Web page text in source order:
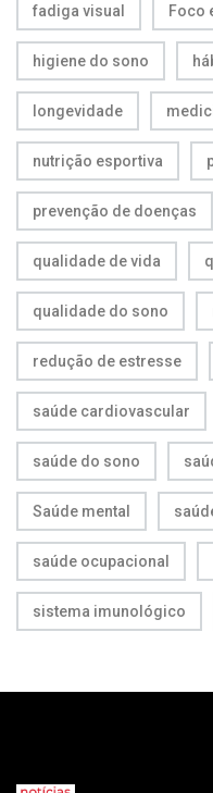
fadiga visual Foco
higiene do sono
longevidade
nutrição esportiva
prevenção de doenças
qualidade de vida
qualidade do sono
redução de estresse
saúde cardiovascular
saúde do sono
Saúde mental
saúde ocupacional
sistema imunológico